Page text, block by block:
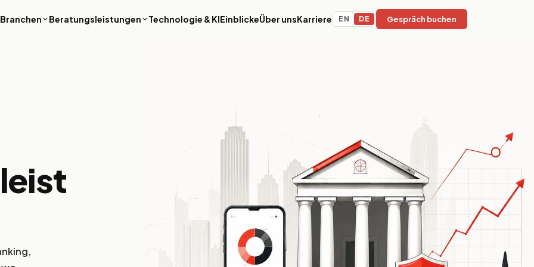
Branchen Beratungsleistungen Technologie & KIEinblickeÜber unsKarriere EN DE Gespräch buchen
Mieter-Apps und ESG-Reporting-
Tools für die gebaute Umwelt.
Prozessautomatisierung und
Datenplattformen, mit denen
Großunternehmen mit Tempo,
Kontrolle und globaler Skalierung
arbeiten.
Nachhaltigkeit & ESG
Erfassung von Umweltauswirkungen,
ESG-Reporting-Infrastruktur und
Compliance-Plattformen für
verantwortungsvolle
Organisationen.